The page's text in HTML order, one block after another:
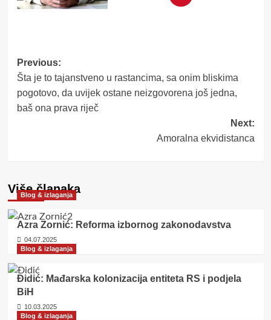
Post
navigation
Previous:
Šta je to tajanstveno u rastancima, sa onim bliskima
pogotovo, da uvijek ostane neizgovorena još jedna,
baš ona prava riječ
Next:
Amoralna ekvidistanca
Više članaka
Blog & izlaganja
Azra Zornić: Reforma izbornog zakonodavstva
04.07.2025
Blog & izlaganja
Đidić: Mađarska kolonizacija entiteta RS i podjela
BiH
10.03.2025
Blog & izlaganja